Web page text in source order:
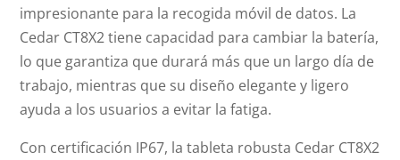
impresionante para la recogida móvil de datos. La
Cedar CT8X2 tiene capacidad para cambiar la batería,
lo que garantiza que durará más que un largo día de
trabajo, mientras que su diseño elegante y ligero
ayuda a los usuarios a evitar la fatiga.
Con certificación IP67, la tableta robusta Cedar CT8X2